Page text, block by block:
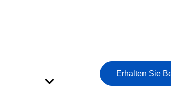
Erhalten Sie